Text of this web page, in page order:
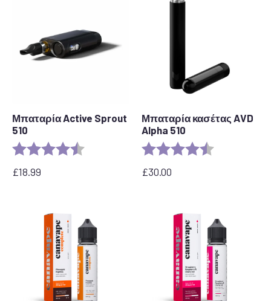
Μπαταρία Active Sprout
510
Αξιολόγηση: 4,6 από 5 αστέρια
£18.99
Μπαταρία κασέτας AVD
Alpha 510
Αξιολόγηση:
£30.00